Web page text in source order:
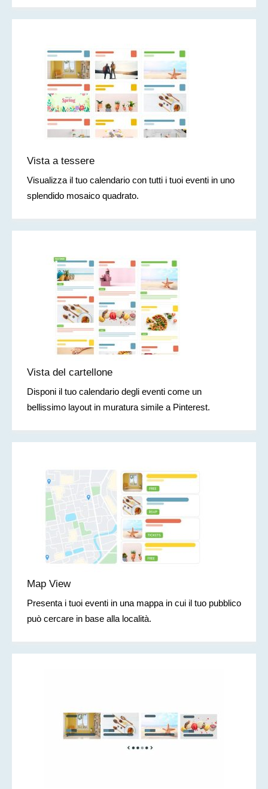
Vista a tessere
Visualizza il tuo calendario con tutti i tuoi eventi in uno
splendido mosaico quadrato.
Vista del cartellone
Disponi il tuo calendario degli eventi come un
bellissimo layout in muratura simile a Pinterest.
Map View
Presenta i tuoi eventi in una mappa in cui il tuo pubblico
può cercare in base alla località.